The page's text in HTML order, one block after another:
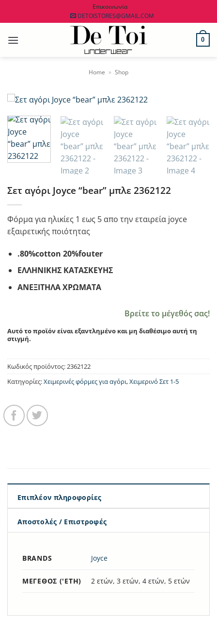
Επικοινωνία
DETOISTORES@GMAIL.COM
0
Home » Shop
Σετ αγόρι Joyce “bear” μπλε 2362122
Φόρμα για ηλικίες 1 εως 5 απο την εταιρεία joyce
εξαιρετικής ποιότητας
.80%cotton 20%fouter
ΕΛΛΗΝΙΚΗΣ ΚΑΤΑΣΚΕΥΗΣ
ΑΝΕΞΙΤΗΛΑ ΧΡΩΜΑΤΑ
Βρείτε το μέγεθός σας!
Αυτό το προϊόν είναι εξαντλημένο και μη διαθέσιμο αυτή τη
στιγμή.
Κωδικός προϊόντος:2362122
Κατηγορίες:Χειμερινές φόρμες για αγόρι,Χειμερινό Σετ 1-5
Επιπλέον πληροφορίες
Αποστολές / Επιστροφές
BRANDS Joyce
ΜΈΓΕΘΟΣ ('ΕΤΗ) 2 ετών, 3 ετών, 4 ετών, 5 ετών